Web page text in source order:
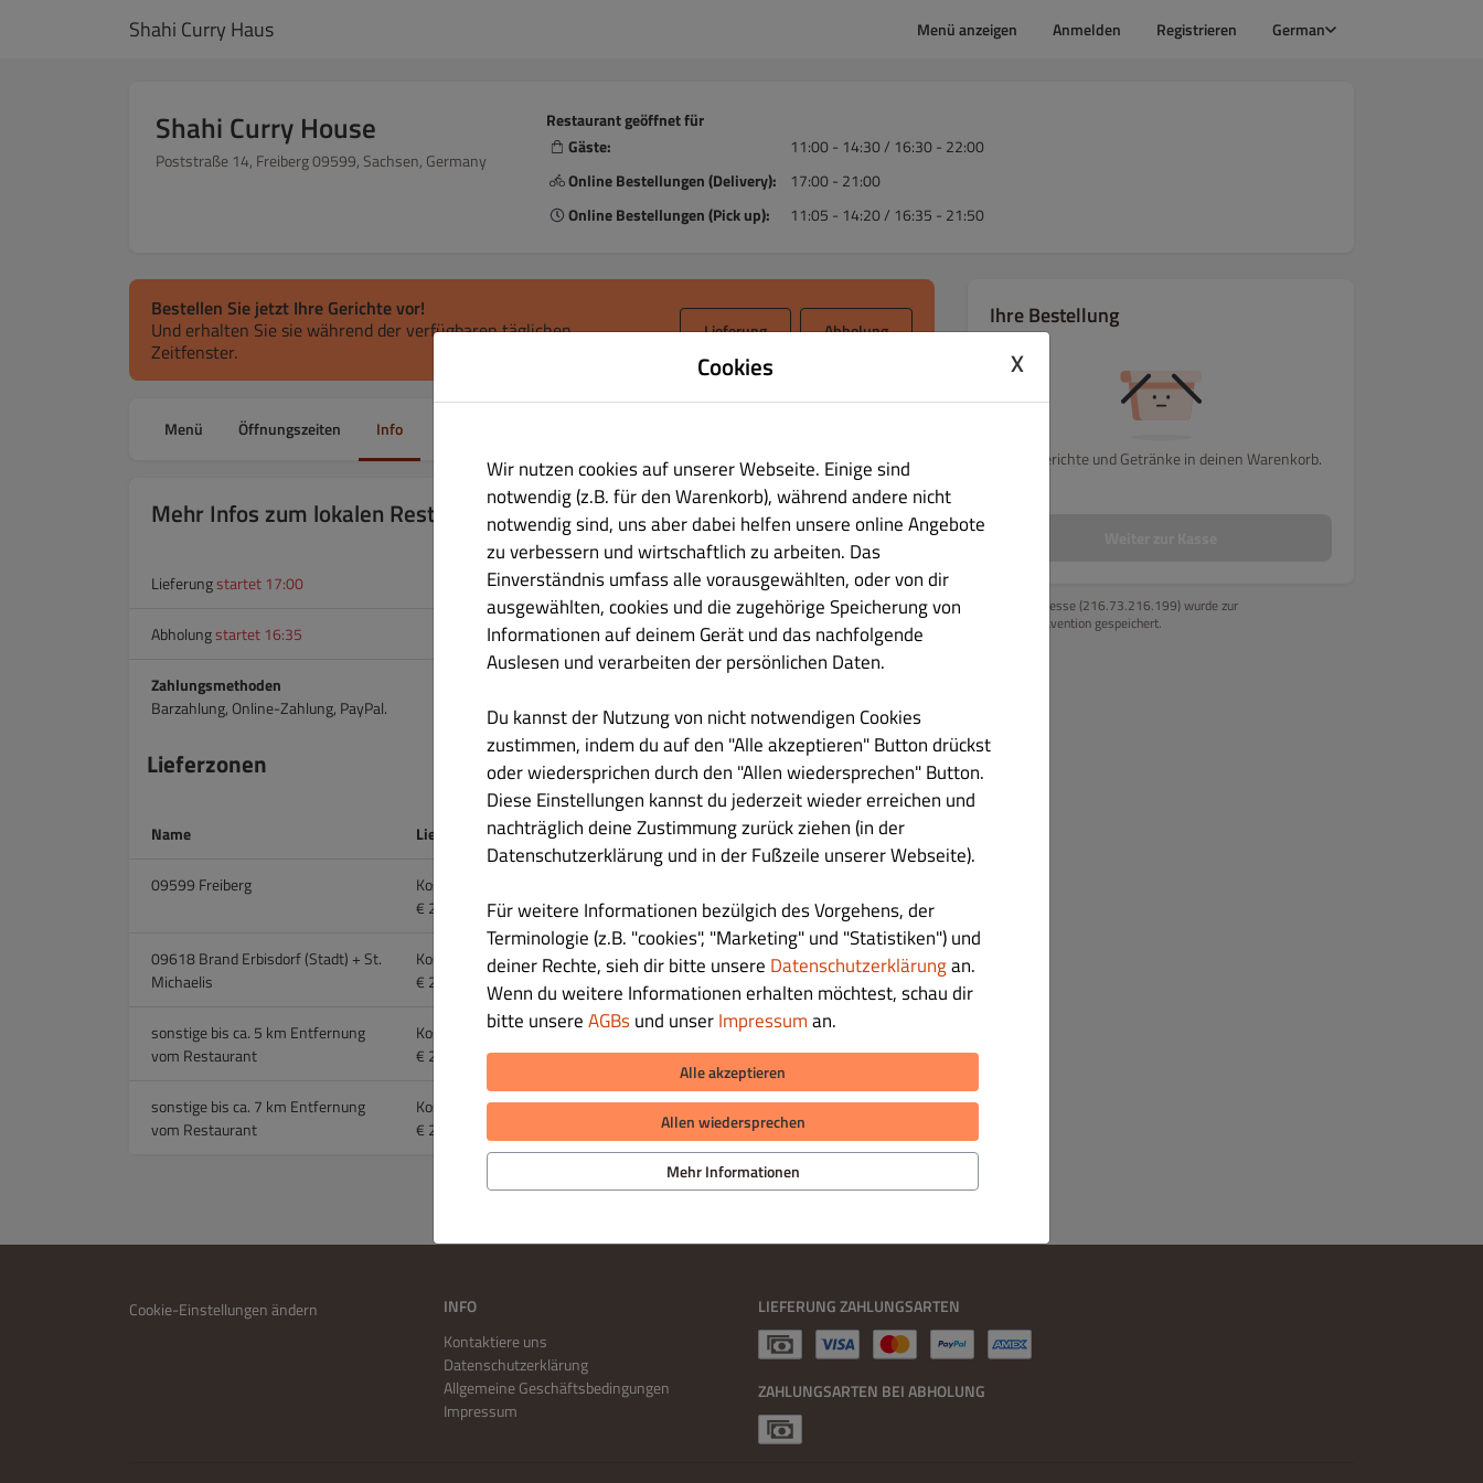
Shahi Curry Haus Menü anzeigen Anmelden Registrieren German
Shahi Curry House
Poststraße 14, Freiberg 09599, Sachsen, Germany
Restaurant geöffnet für
Gäste:
11:00 - 14:30 / 16:30 - 22:00
Online Bestellungen (Delivery):
17:00 - 21:00
Online Bestellungen (Pick up):
11:05 - 14:20 / 16:35 - 21:50
Bestellen Sie jetzt Ihre Gerichte vor!
Und erhalten Sie sie während der verfügbaren täglichen
Zeitfenster.
Lieferung Abholung
Menü Öffnungszeiten Info
Mehr Infos zum lokalen Restaurant Shahi Curry House
Lieferungstartet 17:00
Abholungstartet 16:35
Zahlungsmethoden
Barzahlung, Online-Zahlung, PayPal.
Lieferzonen
Name Liefergebühr
09599 Freiberg
Kostenlos über € 25.00 Bestellwert
€ 2.50 über € 20.00 Bestellwert
09618 Brand Erbisdorf (Stadt) + St.
Michaelis
Kostenlos über € 35.00 Bestellwert
€ 2.50 über € 25.00 Bestellwert
sonstige bis ca. 5 km Entfernung
vom Restaurant
Kostenlos über € 35.00 Bestellwert
€ 2.50 über € 30.00 Bestellwert
sonstige bis ca. 7 km Entfernung
vom Restaurant
Kostenlos über € 60.00 Bestellwert
€ 2.50 über € 40.00 Bestellwert
Ihre Bestellung
Lege Gerichte und Getränke in deinen Warenkorb.
Ihre IP-Adresse (216.73.216.199) wurde zur
Betrugsprävention gespeichert.
Cookie-Einstellungen ändern
INFO
Kontaktiere uns
Datenschutzerklärung
Allgemeine Geschäftsbedingungen
Impressum
LIEFERUNG ZAHLUNGSARTEN
ZAHLUNGSARTEN BEI ABHOLUNG
Cookies X
Wir nutzen cookies auf unserer Webseite. Einige sind
notwendig (z.B. für den Warenkorb), während andere nicht
notwendig sind, uns aber dabei helfen unsere online Angebote
zu verbessern und wirtschaftlich zu arbeiten. Das
Einverständnis umfass alle vorausgewählten, oder von dir
ausgewählten, cookies und die zugehörige Speicherung von
Informationen auf deinem Gerät und das nachfolgende
Auslesen und verarbeiten der persönlichen Daten.
Du kannst der Nutzung von nicht notwendigen Cookies
zustimmen, indem du auf den "Alle akzeptieren" Button drückst
oder wiedersprichen durch den "Allen wiedersprechen" Button.
Diese Einstellungen kannst du jederzeit wieder erreichen und
nachträglich deine Zustimmung zurück ziehen (in der
Datenschutzerklärung und in der Fußzeile unserer Webseite).
Für weitere Informationen bezülgich des Vorgehens, der
Terminologie (z.B. "cookies", "Marketing" und "Statistiken") und
deiner Rechte, sieh dir bitte unsere Datenschutzerklärungan.
Wenn du weitere Informationen erhalten möchtest, schau dir
bitte unsereAGBsund unserImpressuman.
Alle akzeptieren
Allen wiedersprechen
Mehr Informationen